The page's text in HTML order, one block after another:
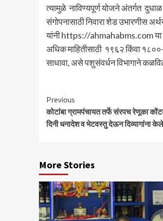
त्यामुळे नाविण्यपूर्ण योजने अंतर्गत
संगोपनासाठी निवारा शेड उभारणीस
यांनी https://ahmahabms.com
अधिक माहितीसाठी १९६२ किंवा
साधावा, असे पशुसंवर्धन विभागाने
Continue
Reading
Previous
कोटांबा ग्रामपंचायत तर्फे संरपच रेणूका
दिनी धनादेश व भेटवस्तु देऊन दिव्यागांना
More Stories